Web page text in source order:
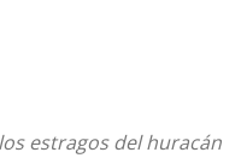
estragos del huracán